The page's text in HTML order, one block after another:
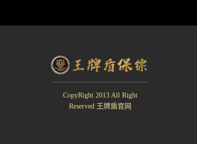
CopyRight 2013 All Right
Reserved 王牌盾官网